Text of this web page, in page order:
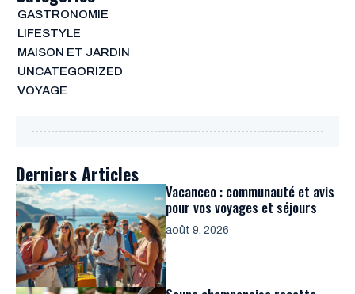
GASTRONOMIE
LIFESTYLE
MAISON ET JARDIN
UNCATEGORIZED
VOYAGE
Derniers Articles
Vacanceo : communauté et avis
pour vos voyages et séjours
août 9, 2026